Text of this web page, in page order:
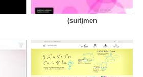
(suit)men